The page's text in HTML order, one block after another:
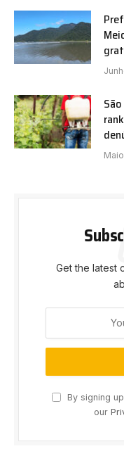
Get the latest
By signing
our